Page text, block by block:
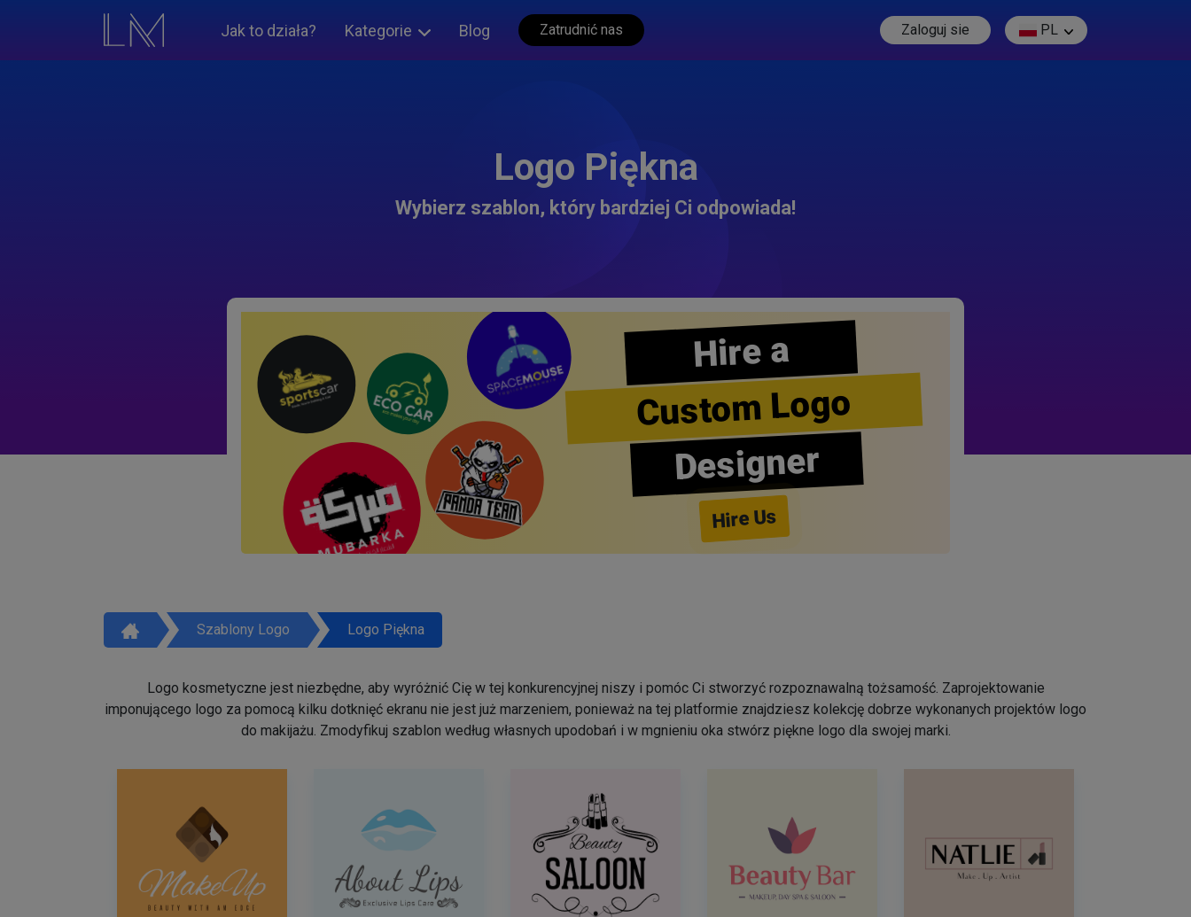
Jak to działa? Kategorie Blog Zatrudnić nas Zaloguj sie PL
Logo Piękna
Wybierz szablon, który bardziej Ci odpowiada!
Hire a
Custom Logo
Designer
Hire Us
Szablony Logo Logo Piękna
Logo kosmetyczne jest niezbędne, aby wyróżnić Cię w tej konkurencyjnej niszy i pomóc Ci stworzyć rozpoznawalną tożsamość. Zaprojektowanie
imponującego logo za pomocą kilku dotknięć ekranu nie jest już marzeniem, ponieważ na tej platformie znajdziesz kolekcję dobrze wykonanych projektów logo
do makijażu. Zmodyfikuj szablon według własnych upodobań i w mgnieniu oka stwórz piękne logo dla swojej marki.